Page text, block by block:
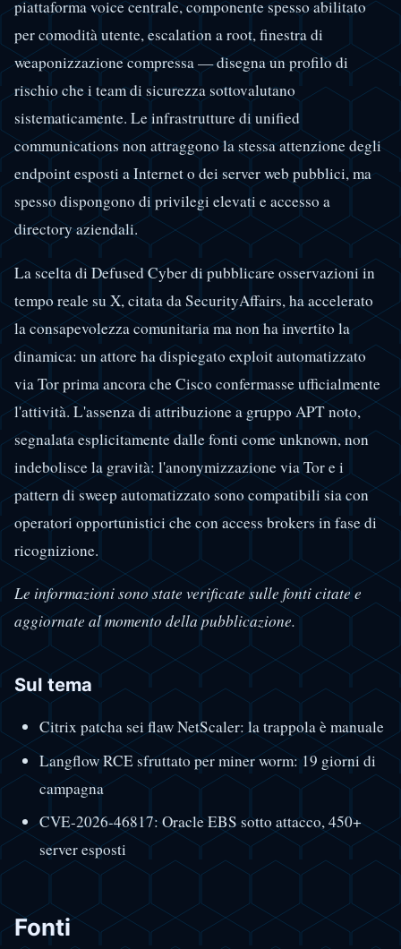
piattaforma voice centrale, componente spesso abilitato
per comodità utente, escalation a root, finestra di
weaponizzazione compressa — disegna un profilo di
rischio che i team di sicurezza sottovalutano
sistematicamente. Le infrastrutture di unified
communications non attraggono la stessa attenzione degli
endpoint esposti a Internet o dei server web pubblici, ma
spesso dispongono di privilegi elevati e accesso a
directory aziendali.
La scelta di Defused Cyber di pubblicare osservazioni in
tempo reale su X, citata da SecurityAffairs, ha accelerato
la consapevolezza comunitaria ma non ha invertito la
dinamica: un attore ha dispiegato exploit automatizzato
via Tor prima ancora che Cisco confermasse ufficialmente
l'attività. L'assenza di attribuzione a gruppo APT noto,
segnalata esplicitamente dalle fonti come unknown, non
indebolisce la gravità: l'anonymizzazione via Tor e i
pattern di sweep automatizzato sono compatibili sia con
operatori opportunistici che con access brokers in fase di
ricognizione.
Le informazioni sono state verificate sulle fonti citate e
aggiornate al momento della pubblicazione.
Sul tema
Citrix patcha sei flaw NetScaler: la trappola è manuale
Langflow RCE sfruttato per miner worm: 19 giorni di
campagna
CVE-2026-46817: Oracle EBS sotto attacco, 450+
server esposti
Fonti